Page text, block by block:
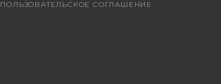
ПОЛЬЗОВАТЕЛЬСКОЕ СОГЛАШЕНИЕ